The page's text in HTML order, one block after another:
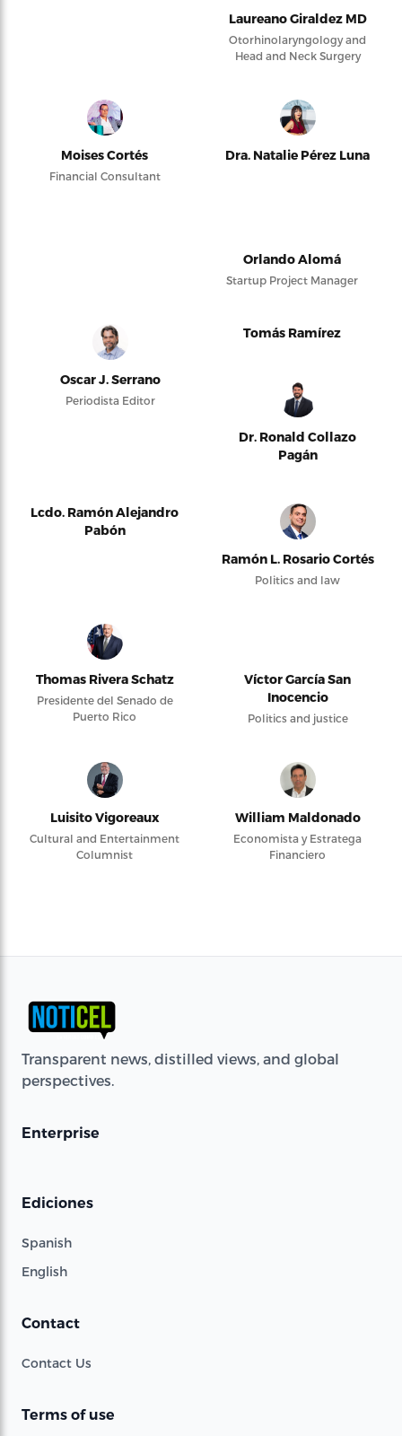
Laureano Giraldez MD
Otorhinolaryngology and
Head and Neck Surgery
Moises Cortés
Financial Consultant
Dra. Natalie Pérez Luna
Orlando Alomá
Startup Project Manager
Oscar J. Serrano
Periodista Editor
Tomás Ramírez
Dr. Ronald Collazo
Pagán
Lcdo. Ramón Alejandro
Pabón
Ramón L. Rosario Cortés
Politics and law
Thomas Rivera Schatz
Presidente del Senado de
Puerto Rico
Víctor García San
Inocencio
Politics and justice
Luisito Vigoreaux
Cultural and Entertainment
Columnist
William Maldonado
Economista y Estratega
Financiero
Transparent news, distilled views, and global
perspectives.
Enterprise
Ediciones
Spanish
English
Contact
Contact Us
Terms of use